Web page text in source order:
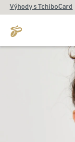
Výhody s TchiboCard